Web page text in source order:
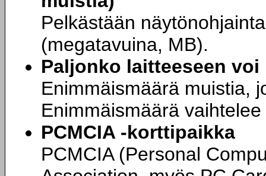
Pelkästään
(megatavuina, MB).
Paljonko laitteeseen
Enimmäismäärä muistia,
Enimmäismäärä
PCMCIA -korttipaikka
PCMCIA (Personal